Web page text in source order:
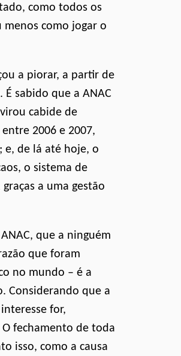
como todos os
menos como jogar o
a piorar, a partir de
sabido que a ANAC
cabide de
2006 e 2007,
e, de lá até hoje, o
o sistema de
a uma gestão
que a ninguém
que foram
no mundo – é a
Considerando que a
for,
fechamento de toda
isso, como a causa